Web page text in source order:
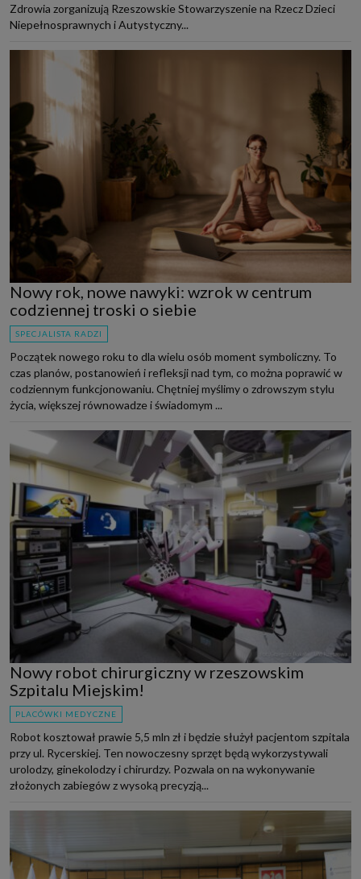
Zdrowia zorganizują Rzeszowskie Stowarzyszenie na Rzecz Dzieci
Niepełnosprawnych i Autystyczny...
Nowy rok, nowe nawyki: wzrok w centrum
codziennej troski o siebie
SPECJALISTA RADZI
Początek nowego roku to dla wielu osób moment symboliczny. To
czas planów, postanowień i refleksji nad tym, co można poprawić w
codziennym funkcjonowaniu. Chętniej myślimy o zdrowszym stylu
życia, większej równowadze i świadomym ...
Nowy robot chirurgiczny w rzeszowskim
Szpitalu Miejskim!
PLACÓWKI MEDYCZNE
Robot kosztował prawie 5,5 mln zł i będzie służył pacjentom szpitala
przy ul. Rycerskiej. Ten nowoczesny sprzęt będą wykorzystywali
urolodzy, ginekolodzy i chirurdzy. Pozwala on na wykonywanie
złożonych zabiegów z wysoką precyzją...